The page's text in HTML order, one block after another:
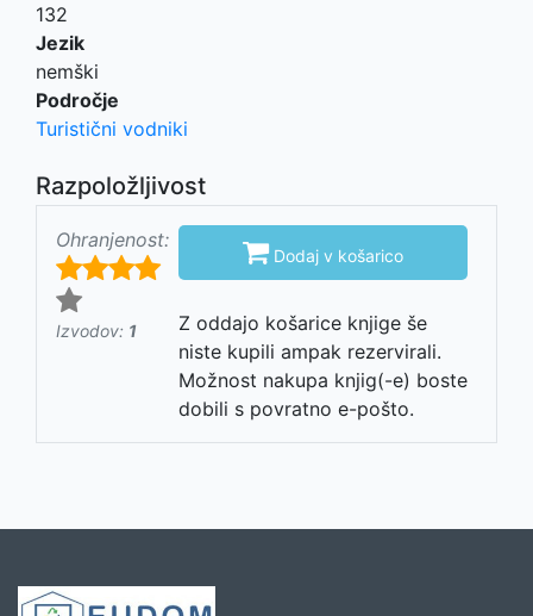
132
Jezik
nemški
Področje
Turistični vodniki
Razpoložljivost
Ohranjenost:
Izvodov: 1
 Dodaj v košarico
Z oddajo košarice knjige še
niste kupili ampak rezervirali.
Možnost nakupa knjig(-e) boste
dobili s povratno e-pošto.